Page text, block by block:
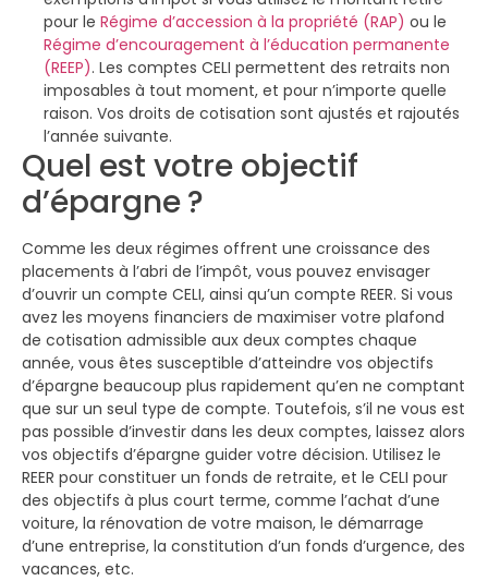
pour le Régime d’accession à la propriété (RAP) ou le
Régime d’encouragement à l’éducation permanente
(REEP). Les comptes CELI permettent des retraits non
imposables à tout moment, et pour n’importe quelle
raison. Vos droits de cotisation sont ajustés et rajoutés
l’année suivante.
Quel est votre objectif
d’épargne ?
Comme les deux régimes offrent une croissance des
placements à l’abri de l’impôt, vous pouvez envisager
d’ouvrir un compte CELI, ainsi qu’un compte REER. Si vous
avez les moyens financiers de maximiser votre plafond
de cotisation admissible aux deux comptes chaque
année, vous êtes susceptible d’atteindre vos objectifs
d’épargne beaucoup plus rapidement qu’en ne comptant
que sur un seul type de compte. Toutefois, s’il ne vous est
pas possible d’investir dans les deux comptes, laissez alors
vos objectifs d’épargne guider votre décision. Utilisez le
REER pour constituer un fonds de retraite, et le CELI pour
des objectifs à plus court terme, comme l’achat d’une
voiture, la rénovation de votre maison, le démarrage
d’une entreprise, la constitution d’un fonds d’urgence, des
vacances, etc.